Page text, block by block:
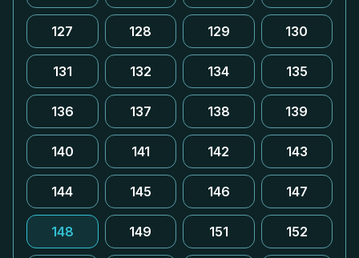
127 128 129 130
131 132 134 135
136 137 138 139
140 141 142 143
144 145 146 147
148 149 151 152